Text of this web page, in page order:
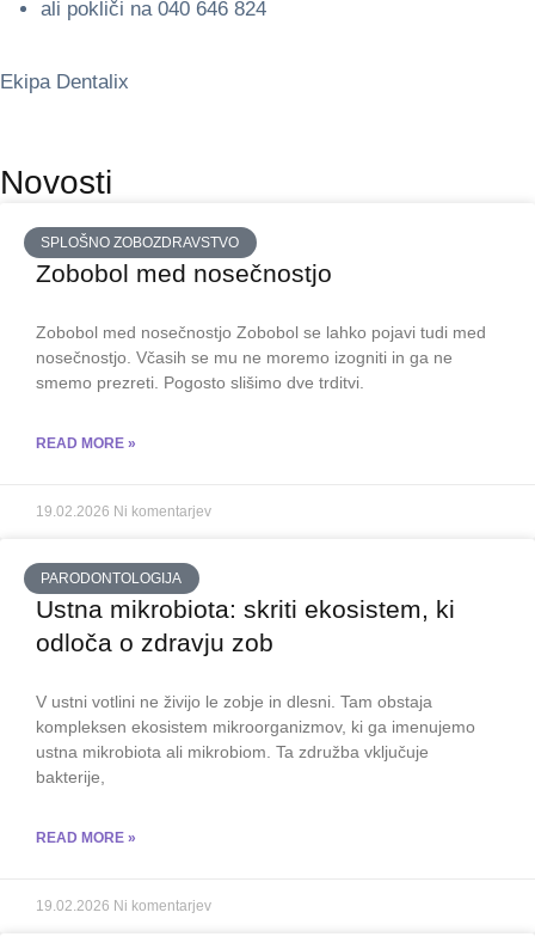
ali pokliči na 040 646 824
Ekipa Dentalix
Novosti
SPLOŠNO ZOBOZDRAVSTVO
Zobobol med nosečnostjo
Zobobol med nosečnostjo Zobobol se lahko pojavi tudi med
nosečnostjo. Včasih se mu ne moremo izogniti in ga ne
smemo prezreti. Pogosto slišimo dve trditvi.
READ MORE »
19.02.2026 Ni komentarjev
PARODONTOLOGIJA
Ustna mikrobiota: skriti ekosistem, ki
odloča o zdravju zob
V ustni votlini ne živijo le zobje in dlesni. Tam obstaja
kompleksen ekosistem mikroorganizmov, ki ga imenujemo
ustna mikrobiota ali mikrobiom. Ta združba vključuje
bakterije,
READ MORE »
19.02.2026 Ni komentarjev